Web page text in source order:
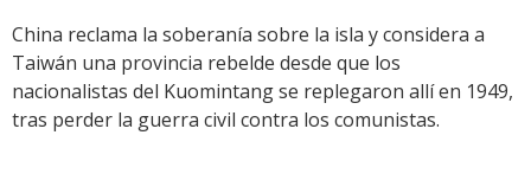
China reclama la soberanía sobre la isla y considera a
Taiwán una provincia rebelde desde que los
nacionalistas del Kuomintang se replegaron allí en 1949,
tras perder la guerra civil contra los comunistas.